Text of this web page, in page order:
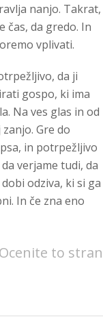
nanjo. Takrat,
čas, da gredo. In
vplivati.
da ji
gospo, ki ima
Na ves glas in od
Gre do
in potrpežljivo
verjame tudi, da
odziva, ki si ga
In če zna eno
Ocenite to stran